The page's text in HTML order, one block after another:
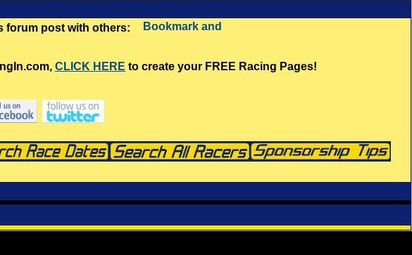
forum post with others:
CLICK HERE to create your FREE Racing Pages!